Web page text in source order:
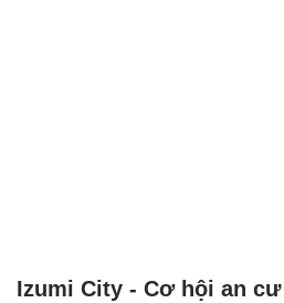
Izumi City - Cơ hội an